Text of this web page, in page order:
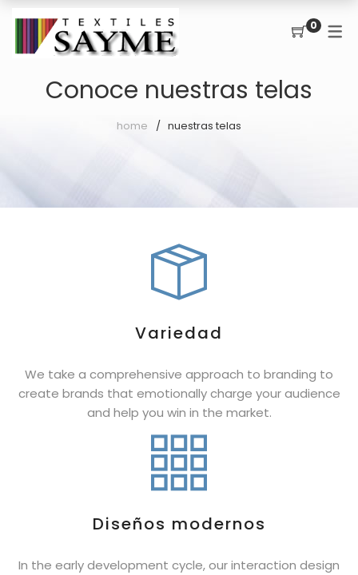
Mesclasr
POR COMPOSICIÓN
50% algodón, 50% poliester
Bottom thumbnails
Extra content
0
Conoce nuestras telas
home nuestras telas
Variedad
We take a comprehensive approach to branding to
create brands that emotionally charge your audience
and help you win in the market.
Diseños modernos
In the early development cycle, our interaction design